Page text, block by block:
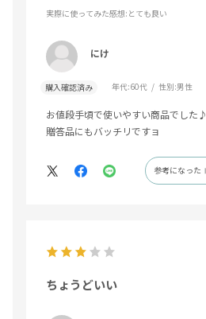
実際に使ってみた感想:とても良い
にけ
購入確認済み 年代:60代 性別:男性
お値段手頃で使いやすい商品でした♪
贈答品にもバッチリですョ
参考になった
ちょうどいい